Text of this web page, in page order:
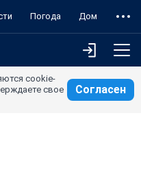
Погода Дом
cookie-
свое
Согласен